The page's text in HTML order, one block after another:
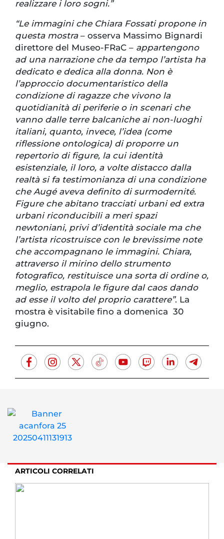
realizzare i loro sogni.”
“Le immagini che Chiara Fossati propone in
questa mostra – osserva Massimo Bignardi
direttore del Museo-FRaC – appartengono
ad una narrazione che da tempo l’artista ha
dedicato e dedica alla donna. Non è
l’approccio documentaristico della
condizione di ragazze che vivono la
quotidianità di periferie o in scenari che
vanno dalle terre balcaniche ai non-luoghi
italiani, quanto, invece, l’idea (come
riflessione ontologica) di proporre un
repertorio di figure, la cui identità
esistenziale, il loro, a volte distacco dalla
realtà si fa testimonianza di una condizione
che Augé aveva definito di surmodernité.
Figure che abitano tracciati urbani ed extra
urbani riconducibili a meri spazi
newtoniani, privi d’identità sociale ma che
l’artista ricostruisce con le brevissime note
che accompagnano le immagini. Chiara,
attraverso il mirino dello strumento
fotografico, restituisce una sorta di ordine o,
meglio, estrapola le figure dal caos dando
ad esse il volto del proprio carattere”. La
mostra è visitabile fino a domenica 30
giugno.
ARTICOLI CORRELATI